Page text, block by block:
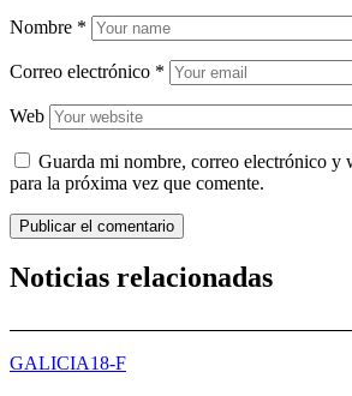
Nombre *
Correo electrónico *
Web
Guarda mi nombre, correo electrónico y
para la próxima vez que comente.
Noticias relacionadas
GALICIA18-F